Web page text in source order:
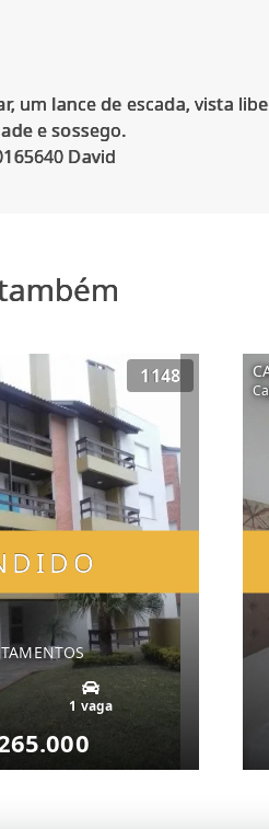
um lance de escada, vista
e sossego.
1148
1 vaga